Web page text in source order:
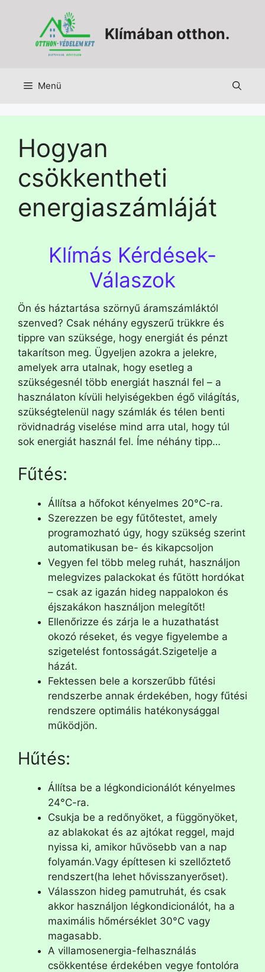
Klímában otthon.
Menü
Hogyan
csökkentheti
energiaszámláját
Klímás Kérdések-
Válaszok
Ön és háztartása szörnyű áramszámláktól
szenved? Csak néhány egyszerű trükkre és
tippre van szüksége, hogy energiát és pénzt
takarítson meg. Ügyeljen azokra a jelekre,
amelyek arra utalnak, hogy esetleg a
szükségesnél több energiát használ fel – a
használaton kívüli helyiségekben égő világítás,
szükségtelenül nagy számlák és télen benti
rövidnadrág viselése mind arra utal, hogy túl
sok energiát használ fel. Íme néhány tipp…
Fűtés:
Állítsa a hőfokot kényelmes 20°C-ra.
Szerezzen be egy fűtőtestet, amely
programozható úgy, hogy szükség szerint
automatikusan be- és kikapcsoljon
Vegyen fel több meleg ruhát, használjon
melegvizes palackokat és fűtött hordókat
– csak az igazán hideg nappalokon és
éjszakákon használjon melegítőt!
Ellenőrizze és zárja le a huzathatást
okozó réseket, és vegye figyelembe a
szigetelést fontosságát.Szigetelje a
házát.
Fektessen bele a korszerűbb fűtési
rendszerbe annak érdekében, hogy fűtési
rendszere optimális hatékonysággal
működjön.
Hűtés:
Állítsa be a légkondicionálót kényelmes
24°C-ra.
Csukja be a redőnyöket, a függönyöket,
az ablakokat és az ajtókat reggel, majd
nyissa ki, amikor hűvösebb van a nap
folyamán.Vagy építtesen ki szellőztető
rendszert(ha lehet hővisszanyerőset).
Válasszon hideg pamutruhát, és csak
akkor használjon légkondicionálót, ha a
maximális hőmérséklet 30°C vagy
magasabb.
A villamosenergia-felhasználás
csökkentése érdekében vegye fontolóra